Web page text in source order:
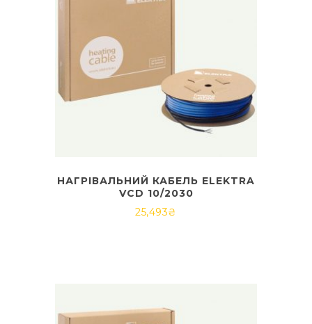
НАГРІВАЛЬНИЙ КАБЕЛЬ ELEKTRA
VCD 10/2030
25,493₴